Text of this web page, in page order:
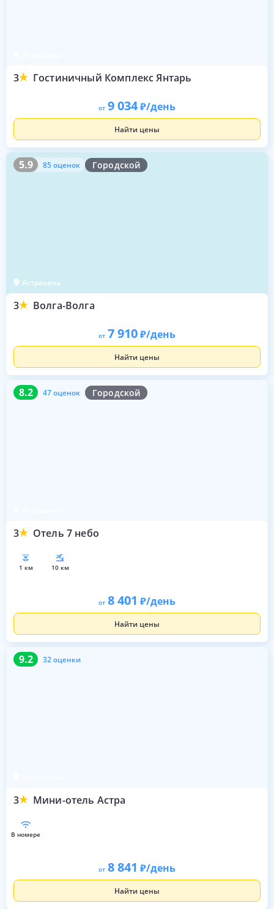
3 Гостиничный Комплекс Янтарь
от 9 034 /день
Найти цены
5.9 85 оценок Городской
Астрахань
3 Волга-Волга
5.9 85 оценок
от 7 910 /день
Найти цены
8.2 47 оценок Городской
3 Отель 7 небо
8.2 47 оценок
1 км 10 км
от 8 401 /день
Найти цены
9.2 32 оценки
3 Мини-отель Астра
9.2 32 оценки
в номере
от 8 841 /день
Найти цены